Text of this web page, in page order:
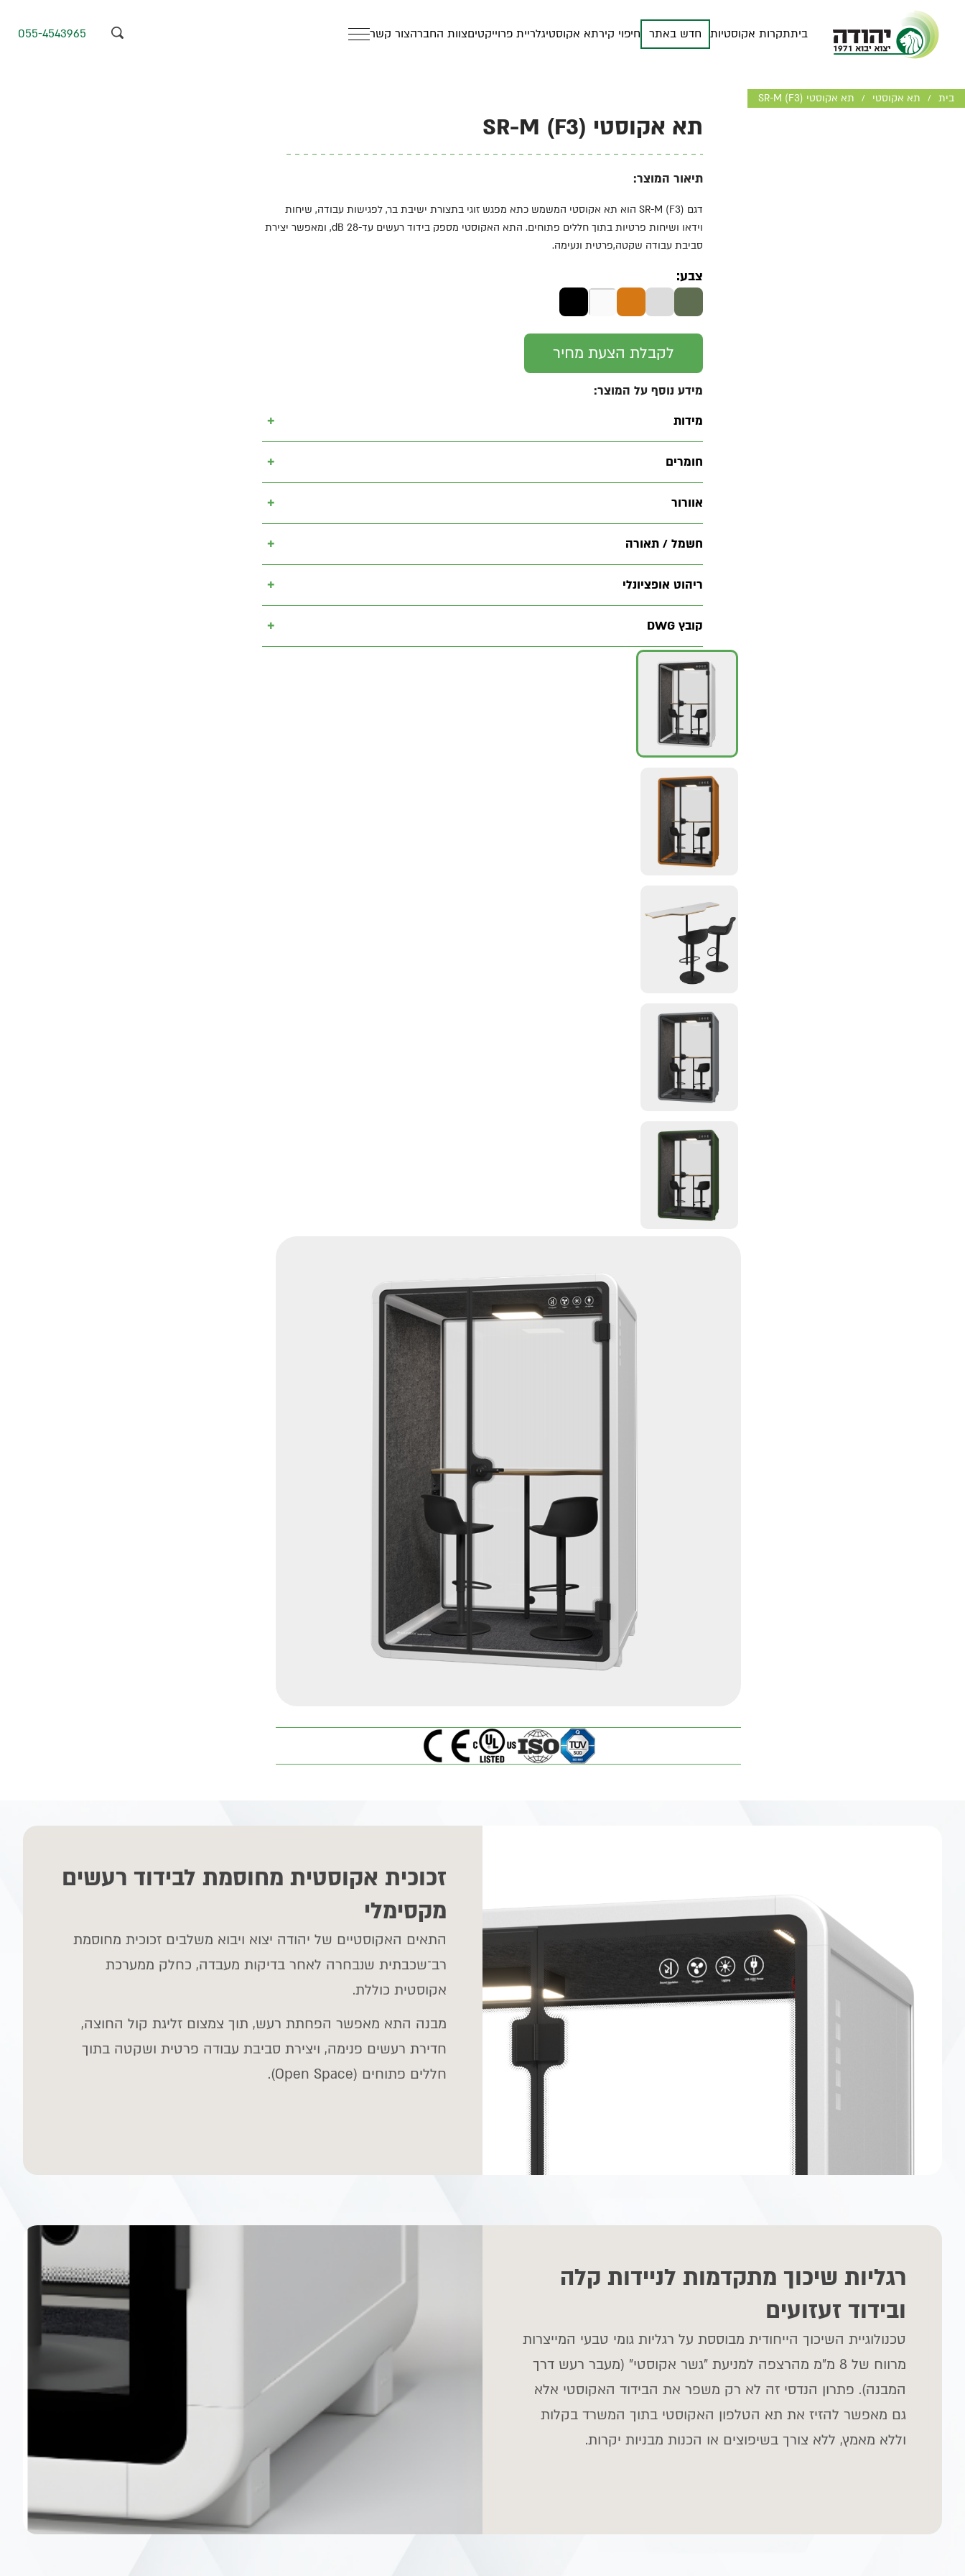
ביתתקרות אקוסטיות חדש באתר חיפוי קירתא אקוסטיגלריית פרוייקטיםצוות החברהצור קשר 055-4543965
בית / תא אקוסטי / תא אקוסטי SR-M (F3)
תא אקוסטי SR-M (F3)
תיאור המוצר:
דגם SR-M (F3) הוא תא אקוסטי המשמש כתא מפגש זוגי בתצורת ישיבת בר, לפגישות עבודה, שיחות
וידאו ושיחות פרטיות בתוך חללים פתוחים. התא האקוסטי מספק בידוד רעשים עד-28 dB, ומאפשר יצירת
סביבת עבודה שקטה,פרטית ונעימה.
צבע:
לקבלת הצעת מחיר
מידע נוסף על המוצר:
מידות
+
חומרים +
אוורור +
חשמל / תאורה +
ריהוט אופציונלי +
קובץ DWG +
זכוכית אקוסטית מחוסמת לבידוד רעשים
מקסימלי
התאים האקוסטיים של יהודה יצוא ויבוא משלבים זכוכית מחוסמת
רב־שכבתית שנבחרה לאחר בדיקות מעבדה, כחלק ממערכת
אקוסטית כוללת.
מבנה התא מאפשר הפחתת רעש, תוך צמצום זליגת קול החוצה,
חדירת רעשים פנימה, ויצירת סביבת עבודה פרטית ושקטה בתוך
חללים פתוחים (Open Space).
רגליות שיכוך מתקדמות לניידות קלה
ובידוד זעזועים
טכנולוגיית השיכוך הייחודית מבוססת על רגליות גומי טבעי המייצרות
מרווח של 8 מ"מ מהרצפה למניעת "גשר אקוסטי" (מעבר רעש דרך
המבנה). פתרון הנדסי זה לא רק משפר את הבידוד האקוסטי אלא
גם מאפשר להזיז את תא הטלפון האקוסטי בתוך המשרד בקלות
וללא מאמץ, ללא צורך בשיפוצים או הכנות מבניות יקרות.